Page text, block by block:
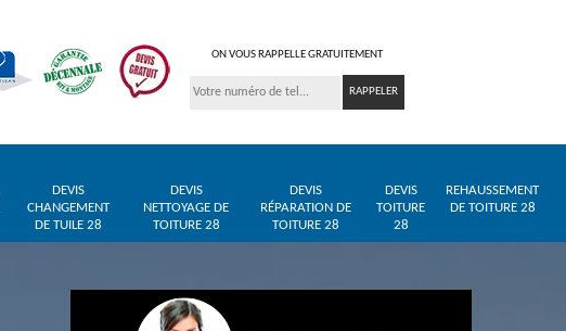
ON VOUS RAPPELLE GRATUITEMENT
DEVIS
CHANGEMENT
DE TUILE 28
DEVIS
NETTOYAGE DE
TOITURE 28
DEVIS
RÉPARATION DE
TOITURE 28
DEVIS
TOITURE
28
REHAUSSEMENT
DE TOITURE 28